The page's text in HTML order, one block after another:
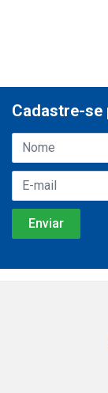
Cadastre-se